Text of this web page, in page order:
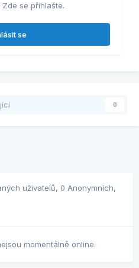
se přihlašte.
se
0
uživatelů, 0 Anonymních,
momentálně online.